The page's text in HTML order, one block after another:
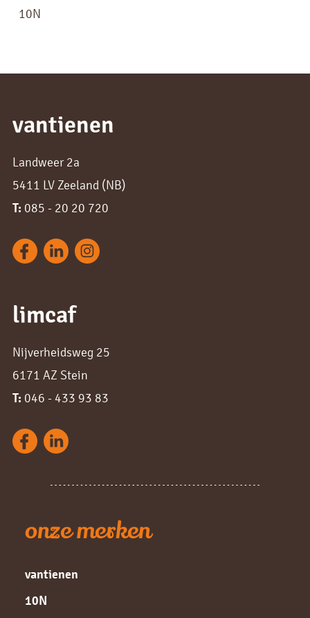
10N
vantienen
Landweer 2a
5411 LV Zeeland (NB)
T: 085 - 20 20 720
limcaf
Nijverheidsweg 25
6171 AZ Stein
T: 046 - 433 93 83
onze merken
vantienen
10N